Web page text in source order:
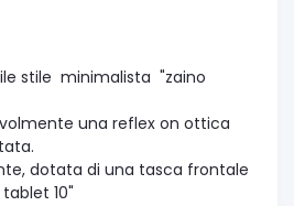
stile minimalista "zaino
una reflex on ottica
dotata di una tasca frontale
10"